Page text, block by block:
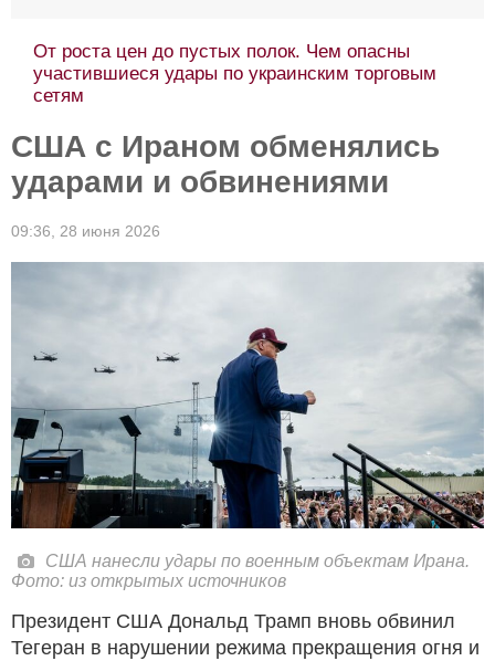
От роста цен до пустых полок. Чем опасны
участившиеся удары по украинским торговым
сетям
США с Ираном обменялись
ударами и обвинениями
09:36, 28 июня 2026
США нанесли удары по военным объектам Ирана.
Фото: из открытых источников
Президент США Дональд Трамп вновь обвинил
Тегеран в нарушении режима прекращения огня и